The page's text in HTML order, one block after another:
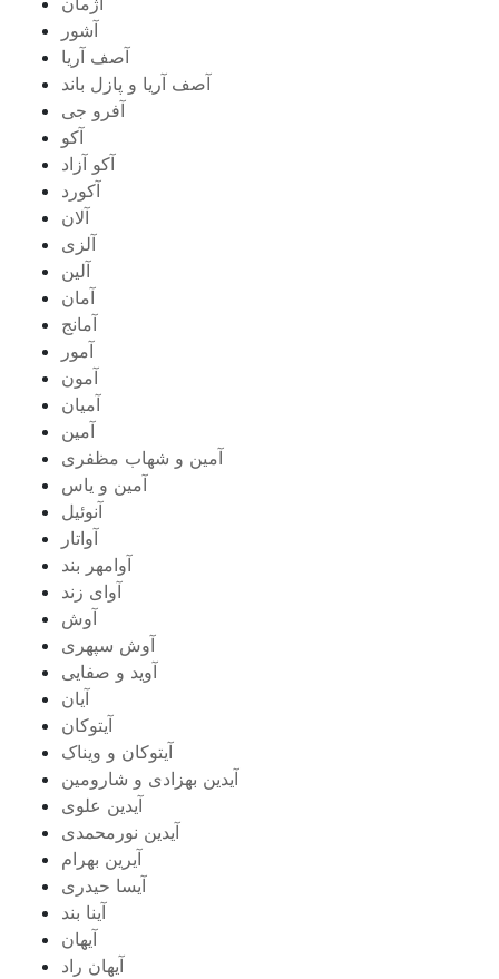
آشور
آصف آریا
آصف آریا و پازل باند
آفرو جی
آکو
آکو آزاد
آکورد
آلان
آلزی
آلین
آمان
آمانج
آمور
آمون
آمیان
آمین
آمین و شهاب مظفری
آمین و یاس
آنوئیل
آواتار
آوامهر بند
آوای زند
آوش
آوش سپهری
آوید و صفایی
آیان
آیتوکان
آیتوکان و ویناک
آیدین بهزادی و شارومین
آیدین علوی
آیدین نورمحمدی
آیرین بهرام
آیسا حیدری
آینا بند
آیهان
آیهان راد